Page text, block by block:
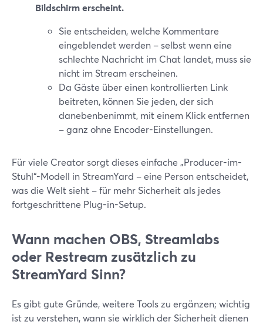
Bildschirm erscheint.
Sie entscheiden, welche Kommentare
eingeblendet werden – selbst wenn eine
schlechte Nachricht im Chat landet, muss sie
nicht im Stream erscheinen.
Da Gäste über einen kontrollierten Link
beitreten, können Sie jeden, der sich
danebenbenimmt, mit einem Klick entfernen
– ganz ohne Encoder-Einstellungen.
Für viele Creator sorgt dieses einfache „Producer-im-
Stuhl“-Modell in StreamYard – eine Person entscheidet,
was die Welt sieht – für mehr Sicherheit als jedes
fortgeschrittene Plug-in-Setup.
Wann machen OBS, Streamlabs
oder Restream zusätzlich zu
StreamYard Sinn?
Es gibt gute Gründe, weitere Tools zu ergänzen; wichtig
ist zu verstehen, wann sie wirklich der Sicherheit dienen